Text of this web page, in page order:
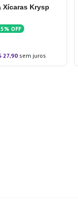
Xícaras Krysp
OFF
27,90 sem juros